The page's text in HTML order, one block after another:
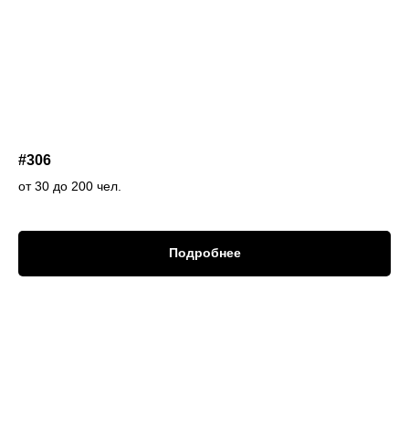
#306
от 30 до 200 чел.
Подробнее